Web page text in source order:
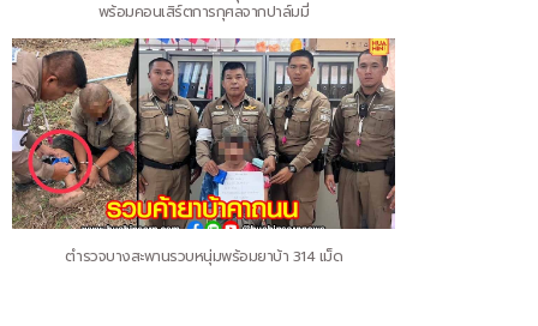
พร้อมคอนเสิร์ตการกุศลจากปาล์มมี่
ตำรวจบางสะพานรวบหนุ่มพร้อมยาบ้า 314 เม็ด